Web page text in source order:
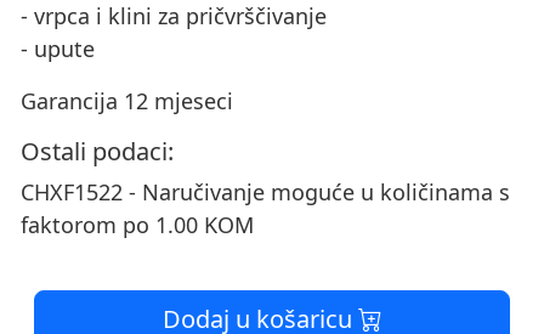
- vrpca i klini za pričvrščivanje
- upute
Garancija 12 mjeseci
Ostali podaci:
CHXF1522 - Naručivanje moguće u količinama s
faktorom po 1.00 KOM
Dodaj u košaricu